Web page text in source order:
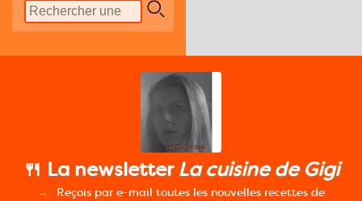
🍴 La newsletterLa cuisine de Gigi
Reçois par e-mail toutes les nouvelles recettes de